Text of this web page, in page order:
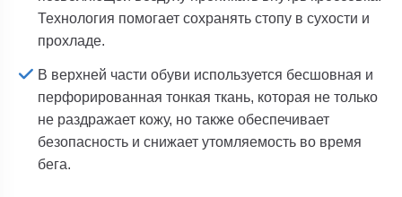
Технология помогает сохранять стопу в сухости и
прохладе.
В верхней части обуви используется бесшовная и
перфорированная тонкая ткань, которая не только
не раздражает кожу, но также обеспечивает
безопасность и снижает утомляемость во время
бега.